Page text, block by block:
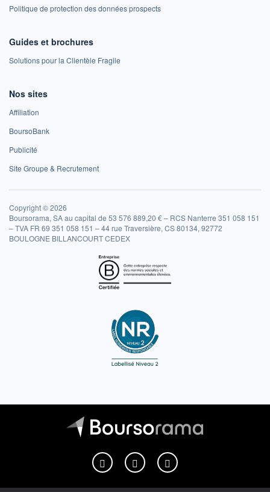
Politique de protection des données prospects
Guides et brochures
Solutions pour la Clientèle Fragile
Nos sites
Affiliation
BoursoBank
Publicité
Site Groupe & Recrutement
Copyright © 2026
Boursorama, SA au capital de 53 576 889,20 € – RCS Nanterre 351 058 151
– TVA FR 69 351 058 151 – 44 rue Traversière, CS 80134, 92772
BOULOGNE BILLANCOURT CEDEX
Boursorama sur Facebook
Boursorama sur XBoursorama sur